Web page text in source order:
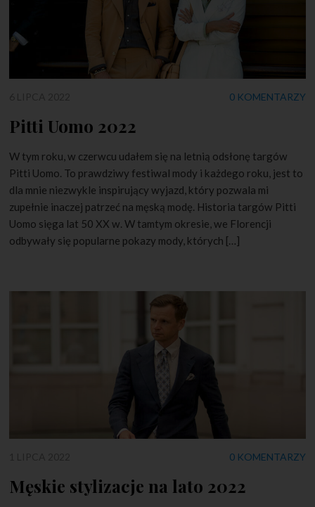
0 KOMENTARZY
Pitti Uomo 2022
W tym roku, w czerwcu udałem się na letnią odsłonę targów
Pitti Uomo. To prawdziwy festiwal mody i każdego roku, jest to
dla mnie niezwykle inspirujący wyjazd, który pozwala mi
zupełnie inaczej patrzeć na męską modę. Historia targów Pitti
Uomo sięga lat 50 XX w. W tamtym okresie, we Florencji
odbywały się popularne pokazy mody, których […]
0 KOMENTARZY
Męskie stylizacje na lato 2022